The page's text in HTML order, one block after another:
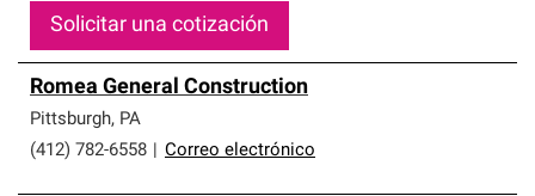
Solicitar una cotización
Romea General Construction
Pittsburgh, PA
(412) 782-6558
Correo electrónico